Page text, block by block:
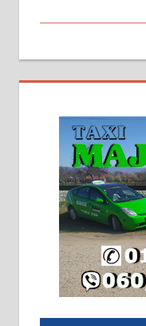
На продају
стамбене
2х150м2, две
грејање
адресе. 063/
Издајем
халу на
плацу
064/321-80-